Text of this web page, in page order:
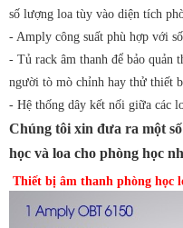
số lượng loa tùy vào diện tích
- Amply công suất phù hợp với
- Tủ rack âm thanh để bảo quản
người tò mò chỉnh hay thử thiết
- Hệ thống dây kết nối giữa các
Chúng tôi xin đưa ra một
học và loa cho phòng học
Thiết bị âm thanh phòng học